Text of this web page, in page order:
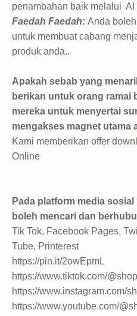
penambahan baik melalui AI
Faedah Faedah: Anda
untuk membuat cabang
produk anda..
Apakah sebab yang
berikan untuk orang ramai
mereka untuk menyertai
mengakses magnet utama
Kami memberikan offer
Online
Pada platform media
boleh mencari dan
Tik Tok, Facebook Pages,
Tube, Printerest
https://pin.it/2owEpmL
https://www.tiktok.com/
https://www.instagram.com/
https://www.youtube.com/